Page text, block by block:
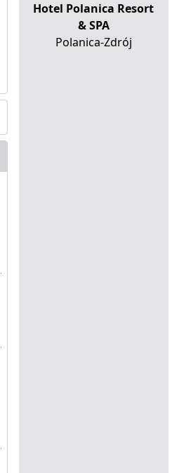
Hotel Polanica Resort
& SPA
Polanica-Zdrój